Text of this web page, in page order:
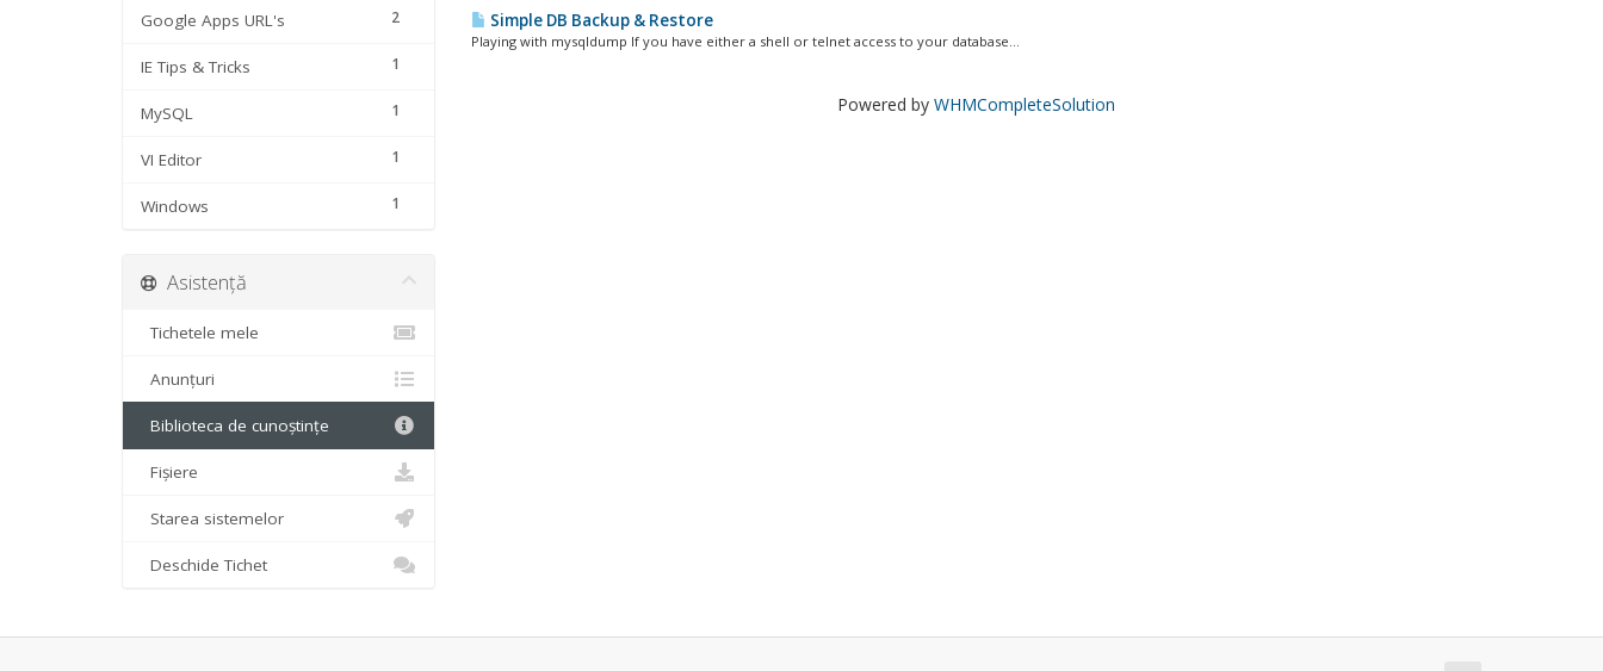
2
Google Apps URL's
1
IE Tips & Tricks
1
MySQL
1
VI Editor
1
Windows
Simple DB Backup & Restore
Playing with mysqldump If you have either a shell or telnet access to your database...
Powered by WHMCompleteSolution
Asistență
Tichetele mele
Anunțuri
Biblioteca de cunoștințe
Fișiere
Starea sistemelor
Deschide Tichet